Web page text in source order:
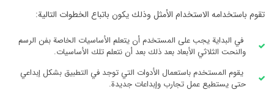
تقوم باستخدامه الاستخدام الأمثل وذلك يكون باتباع الخطوات التالية:
في البداية يجب على المستخدم أن يتعلم الأساسيات الخاصة بفن الرسم
والنحت الثلاثي الأبعاد بعد ذلك بعد أن نتعلم تلك الأساسيات.
يقوم المستخدم باستعمال الأدوات التي توجد في التطبيق بشكل إبداعي
حتى يستطيع عمل تجارب وإبداعات جديدة.